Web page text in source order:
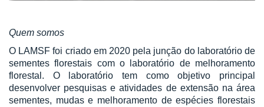
Quem somos
O LAMSF foi criado em 2020 pela junção do laboratório de
sementes florestais com o laboratório de melhoramento
florestal. O laboratório tem como objetivo principal
desenvolver pesquisas e atividades de extensão na área
sementes, mudas e melhoramento de espécies florestais